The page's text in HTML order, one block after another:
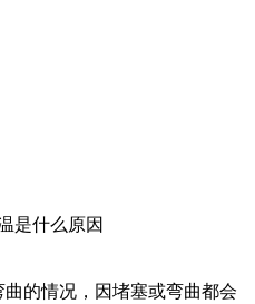
是什么原因
的情况，因堵塞或弯曲都会